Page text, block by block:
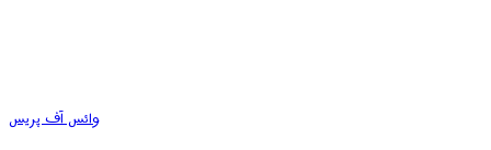
وائس آف پریس